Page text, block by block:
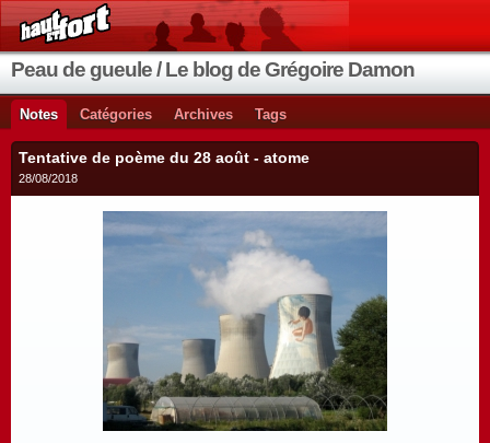
Peau de gueule / Le blog de Grégoire Damon
Notes Catégories Archives Tags
Tentative de poème du 28 août - atome
28/08/2018